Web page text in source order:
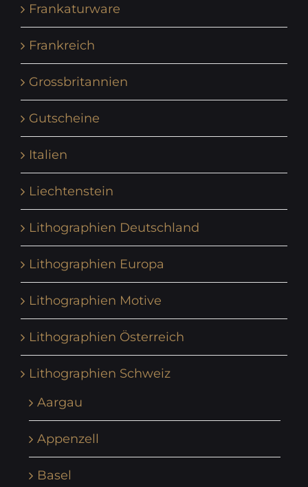
Frankaturware
Frankreich
Grossbritannien
Gutscheine
Italien
Liechtenstein
Lithographien Deutschland
Lithographien Europa
Lithographien Motive
Lithographien Österreich
Lithographien Schweiz
Aargau
Appenzell
Basel